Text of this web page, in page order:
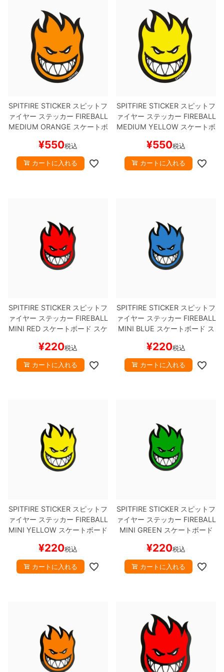
SPITFIRE STICKER スピットフ
ァイヤー ステッカー FIREBALL
MEDIUM ORANGE スケートボ
¥550税込
カートに入れる
SPITFIRE STICKER スピットフ
ァイヤー ステッカー FIREBALL
MEDIUM YELLOW スケートボ
¥550税込
カートに入れる
SPITFIRE STICKER スピットフ
ァイヤー ステッカー FIREBALL
MINI RED スケートボード スケ
¥220税込
カートに入れる
SPITFIRE STICKER スピットフ
ァイヤー ステッカー FIREBALL
MINI BLUE スケートボード ス
¥220税込
カートに入れる
SPITFIRE STICKER スピットフ
ァイヤー ステッカー FIREBALL
MINI YELLOW スケートボード
¥220税込
カートに入れる
SPITFIRE STICKER スピットフ
ァイヤー ステッカー FIREBALL
MINI GREEN スケートボード
¥220税込
カートに入れる